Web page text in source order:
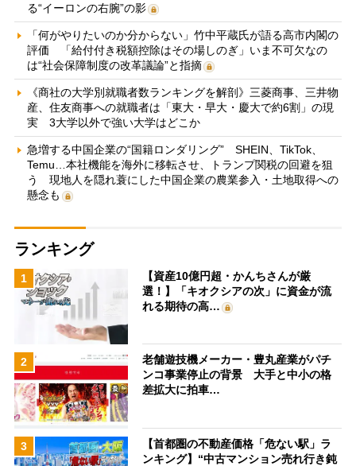
る“イーロンの右腕”の影
「何がやりたいのか分からない」竹中平蔵氏が語る高市内閣の
評価 「給付付き税額控除はその場しのぎ」いま不可欠なの
は“社会保障制度の改革議論”と指摘
《商社の大学別就職者数ランキングを解剖》三菱商事、三井物
産、住友商事への就職者は「東大・早大・慶大で約6割」の現
実 3大学以外で強い大学はどこか
急増する中国企業の“国籍ロンダリング” SHEIN、TikTok、
Temu…本社機能を海外に移転させ、トランプ関税の回避を狙
う 現地人を隠れ蓑にした中国企業の農業参入・土地取得への
懸念も
ランキング
1
【資産10億円超・かんちさんが厳
選！】「キオクシアの次」に資金が流
れる期待の高…
2
老舗遊技機メーカー・豊丸産業がパチ
ンコ事業停止の背景 大手と中小の格
差拡大に拍車…
3
【首都圏の不動産価格「危ない駅」ラ
ンキング】“中古マンション売れ行き鈍